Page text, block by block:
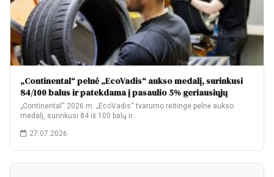
„Continental“ pelnė „EcoVadis“ aukso medalį, surinkusi
84/100 balus ir patekdama į pasaulio 5% geriausiųjų
„Continental“ 2026 m. „EcoVadis“ tvarumo reitinge pelnė aukso
medalį, surinkusi 84 iš 100 balų ir…
27.07.2026